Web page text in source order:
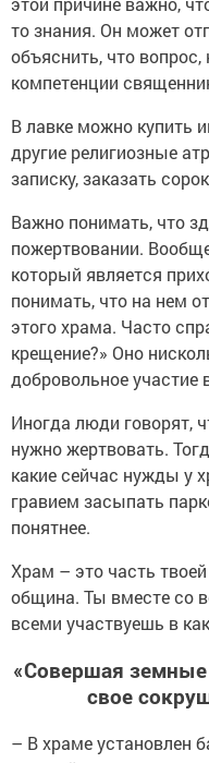
то знания. Он может
объяснить, что
компетенции
В лавке можно купить
другие религиозные
записку, заказать
Важно понимать, что
пожертвовании.
который является
понимать, что на нем
этого храма. Часто
крещение?» Оно
добровольное участие
Иногда люди говорят,
нужно жертвовать.
какие сейчас нужды у
гравием засыпать
понятнее.
Храм – это часть
община. Ты вместе со
всеми участвуешь в
«Совершая
свое
– В храме установлен